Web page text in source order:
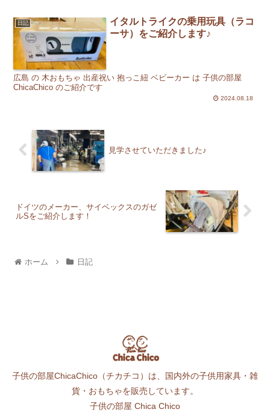
日記
イタルトライクの乗用玩具（ラコ
ーサ）をご紹介します♪
広島 の 木おもちゃ 出産祝い 抱っこ紐 ベビーカー は 子供の部屋
ChicaChico のご紹介です
2024.08.18
見学させていただきました♪
ドイツのメーカー、サイベックスのガゼ
ルSをご紹介します！
ホーム 日記
子供の部屋ChicaChico（チカチコ）は、国内外の子供用家具・雑
貨・おもちゃを販売しています。
子供の部屋 Chica Chico